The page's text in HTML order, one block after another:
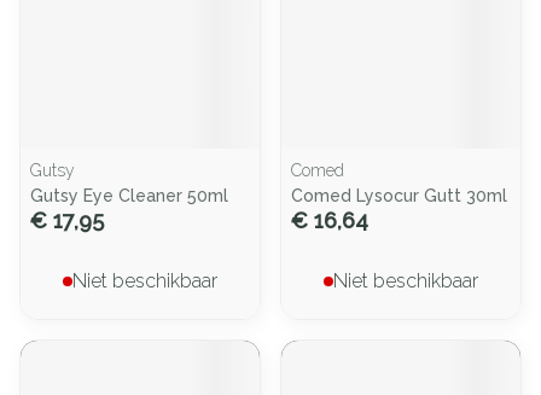
Gutsy
Gutsy Eye Cleaner 50ml
€ 17,95
Niet beschikbaar
Comed
Comed Lysocur Gutt 30ml
€ 16,64
Niet beschikbaar